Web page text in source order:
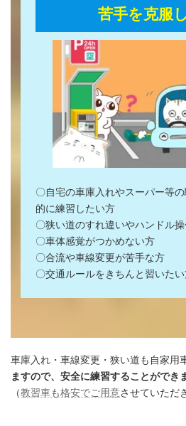
苦手を克服
〇自宅の車庫入れやスーパー等
的に練習したい方
〇狭い道のすれ違いやハンドル
〇車体感覚がつかめない方
〇合流や車線変更が苦手な方
〇交通ルールをきちんと習いた
車庫入れ・車線変更・狭い道も自家用
ますので、安全に練習することができ
（教習車も格安でご用意させていただ